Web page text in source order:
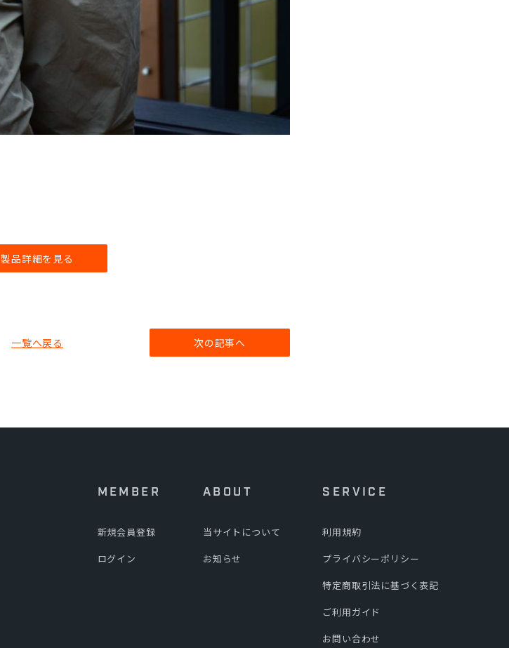
製品詳細を見る
一覧へ戻る 次の記事へ
MEMBER
新規会員登録
ログイン
ABOUT
当サイトについて
お知らせ
SERVICE
利用規約
プライバシーポリシー
特定商取引法に基づく表記
ご利用ガイド
お問い合わせ